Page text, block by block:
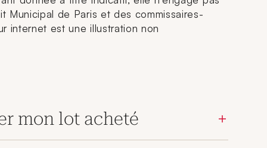
Municipal de Paris et des commissaires-
internet est une illustration non
mon lot acheté